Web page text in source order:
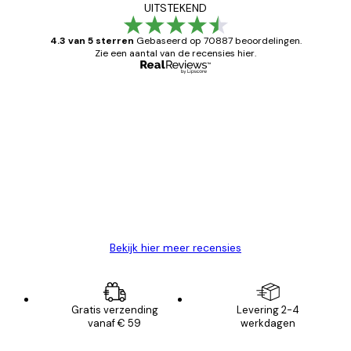
UITSTEKEND
4.3 van 5 sterren Gebaseerd op 70887 beoordelingen.
Zie een aantal van de recensies hier.
Bekijk hier meer recensies
Gratis verzending
vanaf € 59
Levering 2-4
werkdagen